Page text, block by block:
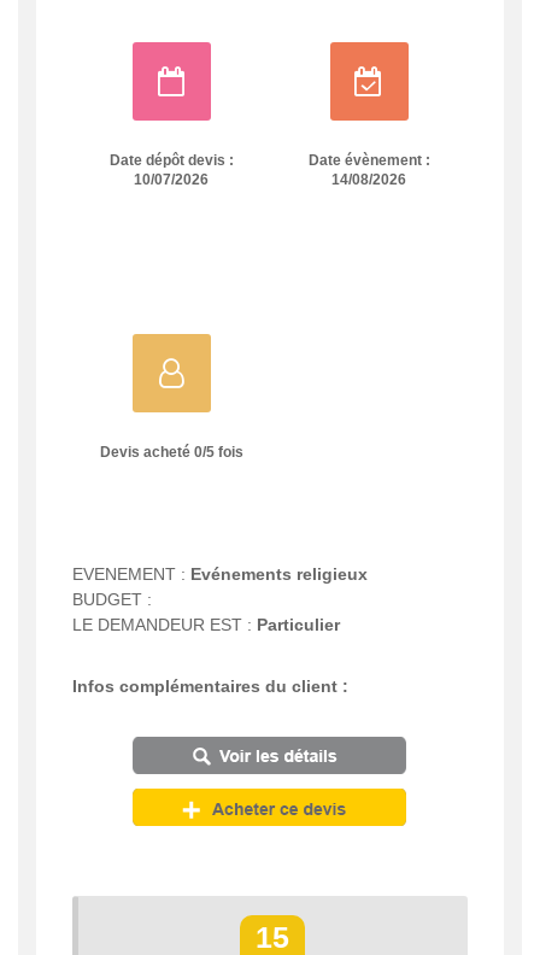
Date dépôt devis :
10/07/2026
Date évènement :
14/08/2026
Devis acheté 0/5fois
EVENEMENT : Evénements religieux
BUDGET :
LE DEMANDEUR EST : Particulier
Infos complémentaires du client :
15